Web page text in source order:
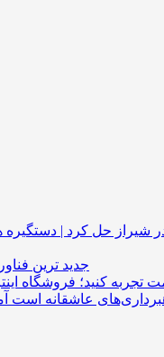
شیراز حل کرد | دستگیره
جدید ترین
تجربه کنید؛ فروشگاه